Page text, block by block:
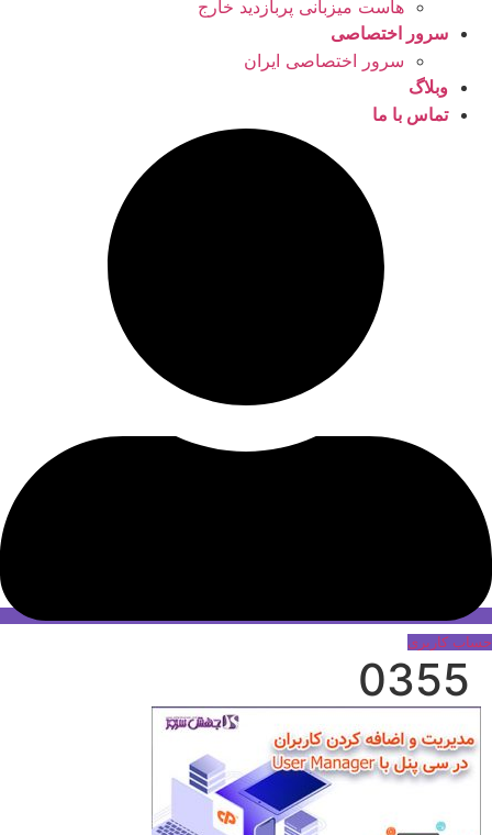
هاست میزبانی پربازدید خارج
سرور اختصاصی
سرور اختصاصی ایران
وبلاگ
تماس با ما
حساب کاربری
0355